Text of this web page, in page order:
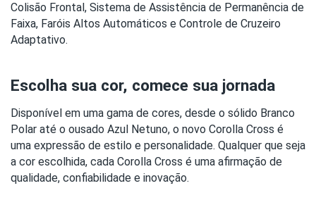
Colisão Frontal, Sistema de Assistência de Permanência de
Faixa, Faróis Altos Automáticos e Controle de Cruzeiro
Adaptativo.
Escolha sua cor, comece sua jornada
Disponível em uma gama de cores, desde o sólido Branco
Polar até o ousado Azul Netuno, o novo Corolla Cross é
uma expressão de estilo e personalidade. Qualquer que seja
a cor escolhida, cada Corolla Cross é uma afirmação de
qualidade, confiabilidade e inovação.